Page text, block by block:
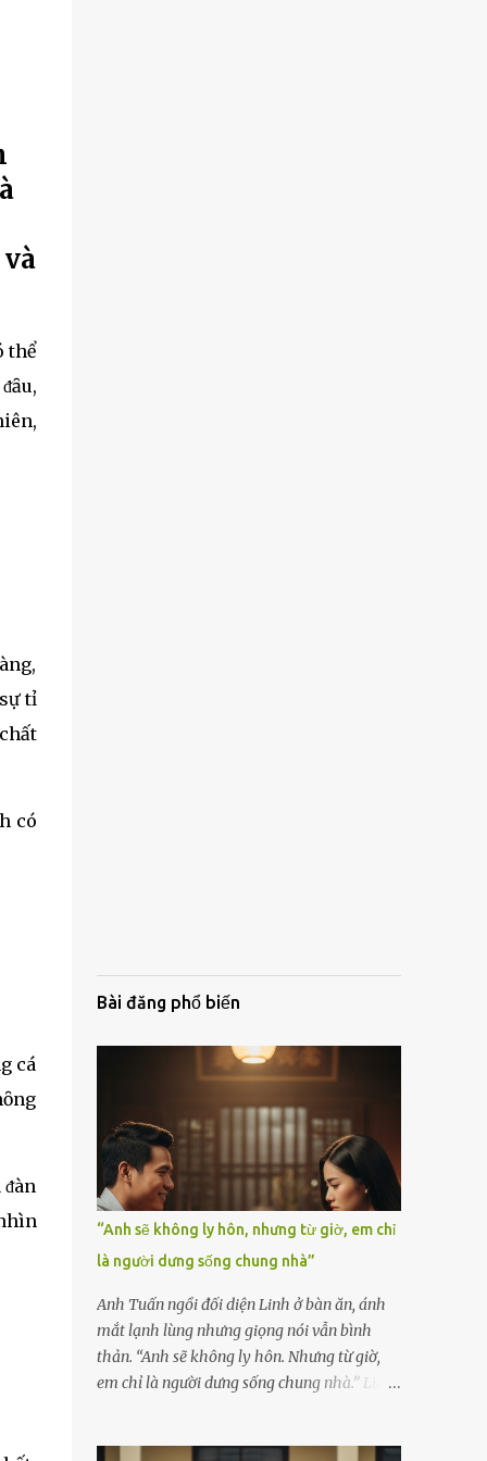
thể
tỉ
có
cá
Bài đăng phổ biến
“Anh sẽ không ly hôn, nhưng từ giờ, em chỉ
là người dưng sống chung nhà”
Anh Tuấn ngồi đối diện Linh ở bàn ăn, ánh
mắt lạnh lùng nhưng giọng nói vẫn bình
thản. “Anh sẽ không ly hôn. Nhưng từ giờ,
em chỉ là người dưng sống chung nhà.” Linh